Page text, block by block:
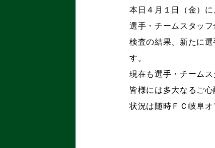
本日４月１日（金）
選手・チームスタッ
検査の結果、新たに
す。
現在も選手・チーム
皆様には多大なるご
状況は随時ＦＣ岐阜